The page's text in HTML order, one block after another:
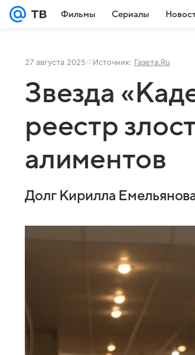
Фильмы Сериалы
27 августа 2025 Источник: Газета.Ru
Звезда
реестр
алиментов
Долг Кирилла